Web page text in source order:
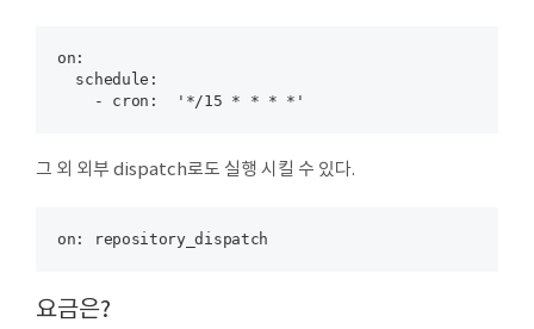
on:
  schedule:
그 외 외부 dispatch로도 실행 시킬 수 있다.
요금은?